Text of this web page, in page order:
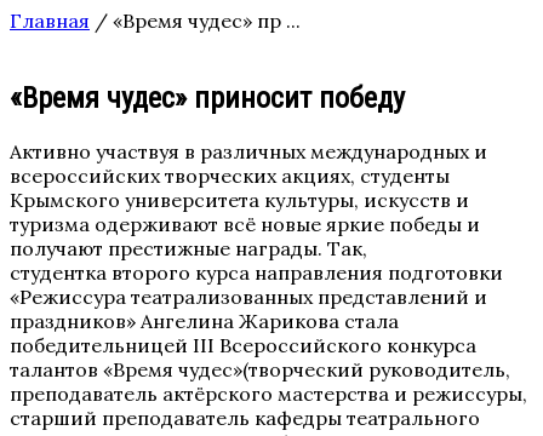
Главная / «Время чудес» пр ...
«Время чудес» приносит победу
Активно участвуя в различных международных и
всероссийских творческих акциях, студенты
Крымского университета культуры, искусств и
туризма одерживают всё новые яркие победы и
получают престижные награды. Так,
студентка второго курса направления подготовки
«Режиссура театрализованных представлений и
праздников» Ангелина Жарикова стала
победительницей III Всероссийского конкурса
талантов «Время чудес»(творческий руководитель,
преподаватель актёрского мастерства и режиссуры,
старший преподаватель кафедры театрального